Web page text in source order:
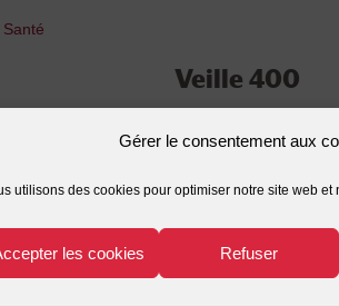
Gérer le consentement aux
utilisons des cookies pour optimiser notre site web et
les cookies Refuser
1240
1.12 MB
1
Veille 400